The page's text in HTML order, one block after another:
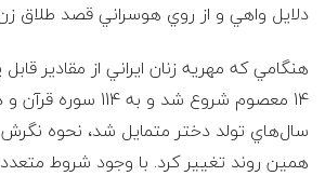
ک
ا
ی
دلايل واهي و از روي هوسراني قصد طلاق
هنگامي که مهريه زنان ايراني از مقادير
14 معصوم شروع شد و به
سال‌هاي تولد دختر متمايل شد، نحوه نگرش
همين روند تغيير کرد. با وجود شروط متعدد